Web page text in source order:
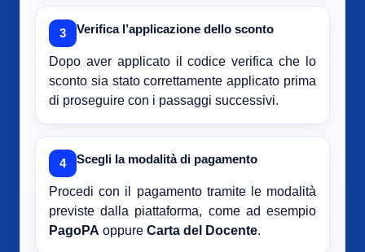
3 Verifica l’applicazione dello sconto
Dopo aver applicato il codice verifica che lo
sconto sia stato correttamente applicato prima
di proseguire con i passaggi successivi.
4 Scegli la modalità di pagamento
Procedi con il pagamento tramite le modalità
previste dalla piattaforma, come ad esempio
PagoPA oppure Carta del Docente.